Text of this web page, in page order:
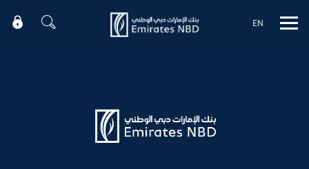
Mobile menu
EN